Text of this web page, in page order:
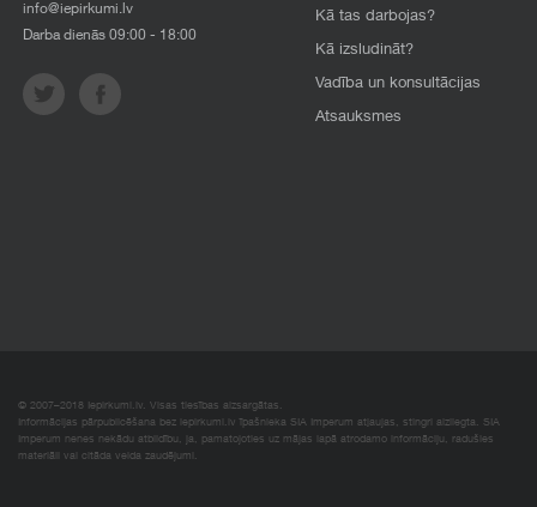
info@iepirkumi.lv
Darba dienās 09:00 - 18:00
Kā tas darbojas?
Kā izsludināt?
Vadība un konsultācijas
Atsauksmes
© 2007–2018 Iepirkumi.lv. Visas tiesības aizsargātas.
Informācijas pārpublicēšana bez iepirkumi.lv īpašnieka SIA Imperum atļaujas, stingri aizliegta. SIA
Imperum nenes nekādu atbildību, ja, pamatojoties uz mājas lapā atrodamo informāciju, radušies
materiāli vai citāda veida zaudējumi.